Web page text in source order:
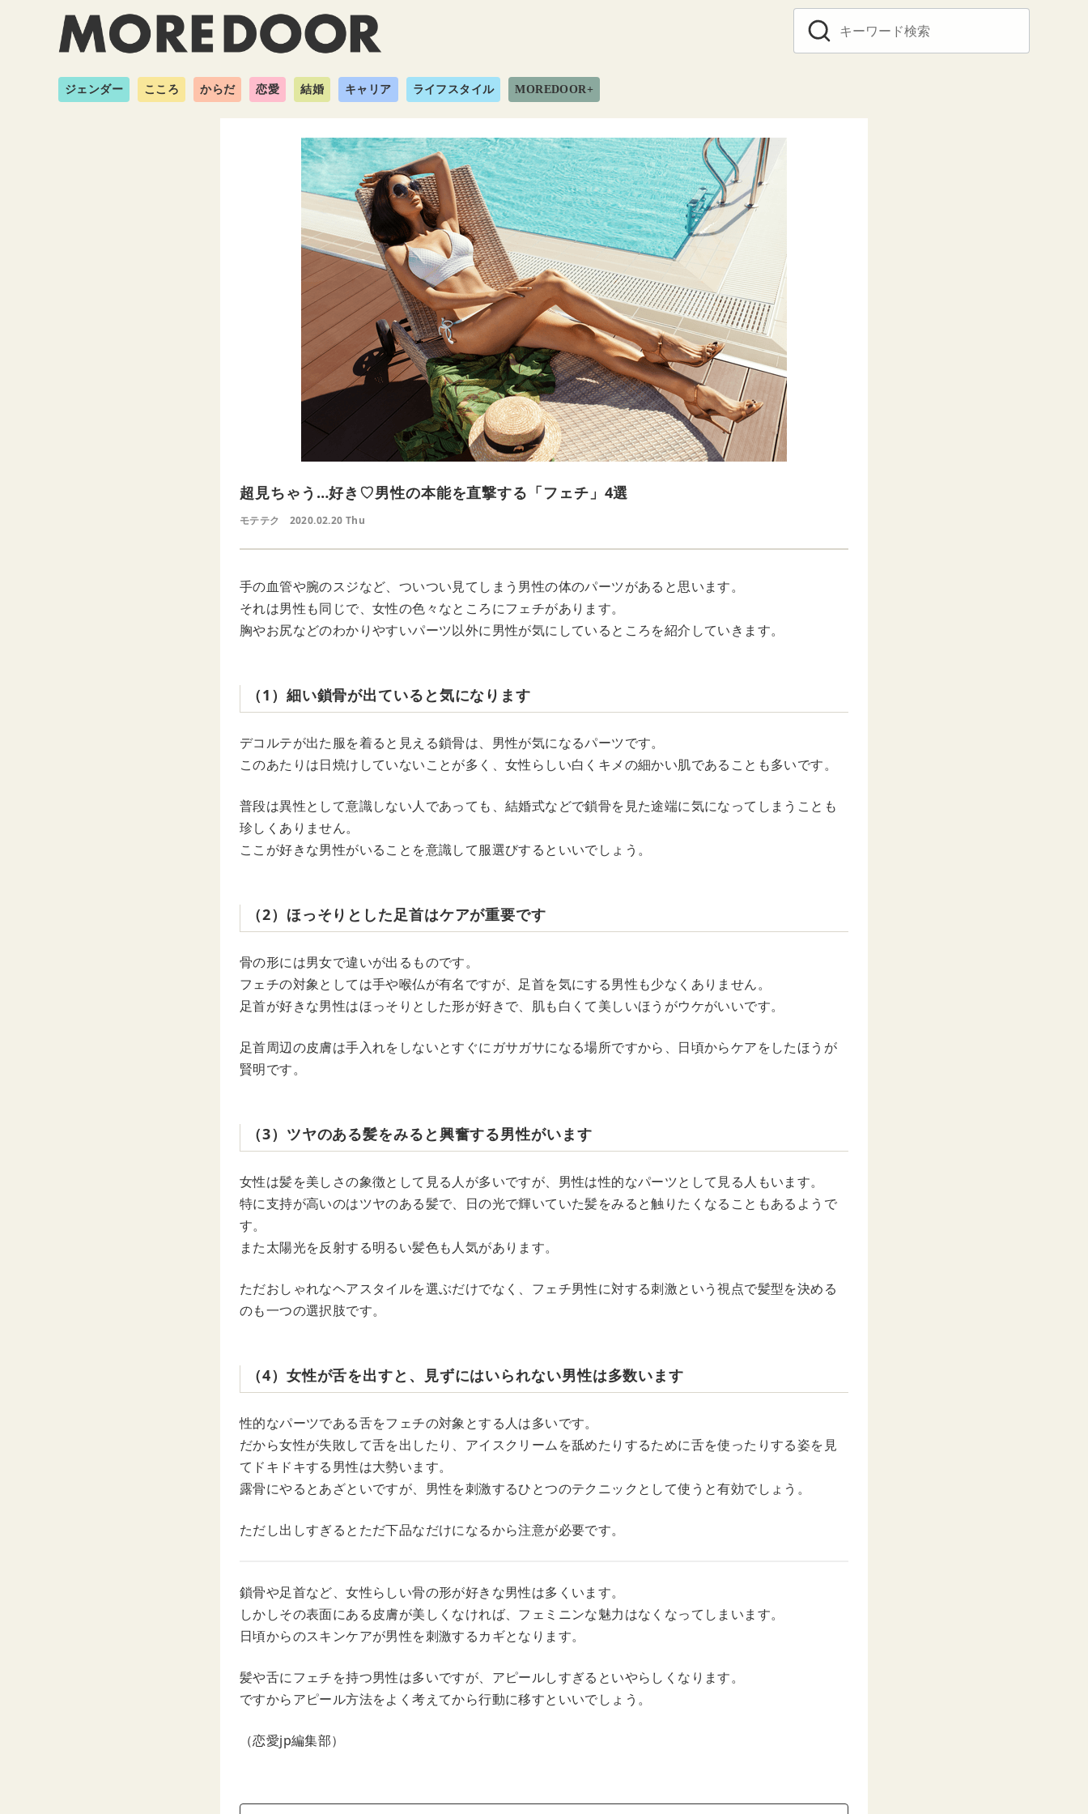
ジェンダー こころ からだ 恋愛 結婚 キャリア ライフスタイル MOREDOOR+
超見ちゃう…好き♡男性の本能を直撃する「フェチ」4選
モテテク 2020.02.20 Thu
手の血管や腕のスジなど、ついつい見てしまう男性の体のパーツがあると思います。
それは男性も同じで、女性の色々なところにフェチがあります。
胸やお尻などのわかりやすいパーツ以外に男性が気にしているところを紹介していきます。
（1）細い鎖骨が出ていると気になります
デコルテが出た服を着ると見える鎖骨は、男性が気になるパーツです。
このあたりは日焼けしていないことが多く、女性らしい白くキメの細かい肌であることも多いです。
普段は異性として意識しない人であっても、結婚式などで鎖骨を見た途端に気になってしまうことも
珍しくありません。
ここが好きな男性がいることを意識して服選びするといいでしょう。
（2）ほっそりとした足首はケアが重要です
骨の形には男女で違いが出るものです。
フェチの対象としては手や喉仏が有名ですが、足首を気にする男性も少なくありません。
足首が好きな男性はほっそりとした形が好きで、肌も白くて美しいほうがウケがいいです。
足首周辺の皮膚は手入れをしないとすぐにガサガサになる場所ですから、日頃からケアをしたほうが
賢明です。
（3）ツヤのある髪をみると興奮する男性がいます
女性は髪を美しさの象徴として見る人が多いですが、男性は性的なパーツとして見る人もいます。
特に支持が高いのはツヤのある髪で、日の光で輝いていた髪をみると触りたくなることもあるようで
す。
また太陽光を反射する明るい髪色も人気があります。
ただおしゃれなヘアスタイルを選ぶだけでなく、フェチ男性に対する刺激という視点で髪型を決める
のも一つの選択肢です。
（4）女性が舌を出すと、見ずにはいられない男性は多数います
性的なパーツである舌をフェチの対象とする人は多いです。
だから女性が失敗して舌を出したり、アイスクリームを舐めたりするために舌を使ったりする姿を見
てドキドキする男性は大勢います。
露骨にやるとあざといですが、男性を刺激するひとつのテクニックとして使うと有効でしょう。
ただし出しすぎるとただ下品なだけになるから注意が必要です。
鎖骨や足首など、女性らしい骨の形が好きな男性は多くいます。
しかしその表面にある皮膚が美しくなければ、フェミニンな魅力はなくなってしまいます。
日頃からのスキンケアが男性を刺激するカギとなります。
髪や舌にフェチを持つ男性は多いですが、アピールしすぎるといやらしくなります。
ですからアピール方法をよく考えてから行動に移すといいでしょう。
（恋愛jp編集部）